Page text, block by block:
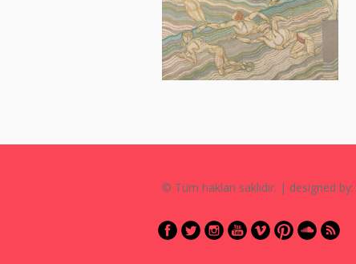
© Tüm hakları saklıdır. | designed by: